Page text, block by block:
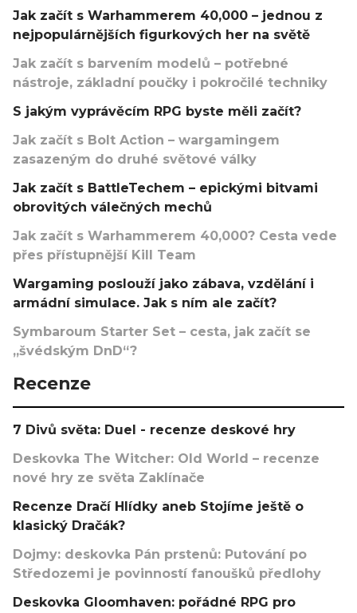
Jak začít s Warhammerem 40,000 – jednou z
nejpopulárnějších figurkových her na světě
Jak začít s barvením modelů – potřebné
nástroje, základní poučky i pokročilé techniky
S jakým vyprávěcím RPG byste měli začít?
Jak začít s Bolt Action – wargamingem
zasazeným do druhé světové války
Jak začít s BattleTechem – epickými bitvami
obrovitých válečných mechů
Jak začít s Warhammerem 40,000? Cesta vede
přes přístupnější Kill Team
Wargaming poslouží jako zábava, vzdělání i
armádní simulace. Jak s ním ale začít?
Symbaroum Starter Set – cesta, jak začít se
„švédským DnD“?
Recenze
7 Divů světa: Duel - recenze deskové hry
Deskovka The Witcher: Old World – recenze
nové hry ze světa Zaklínače
Recenze Dračí Hlídky aneb Stojíme ještě o
klasický Dračák?
Dojmy: deskovka Pán prstenů: Putování po
Středozemi je povinností fanoušků předlohy
Deskovka Gloomhaven: pořádné RPG pro